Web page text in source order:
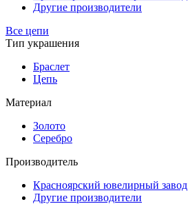
Другие производители
Все цепи
Тип украшения
Браслет
Цепь
Материал
Золото
Серебро
Производитель
Красноярский ювелирный завод
Другие производители